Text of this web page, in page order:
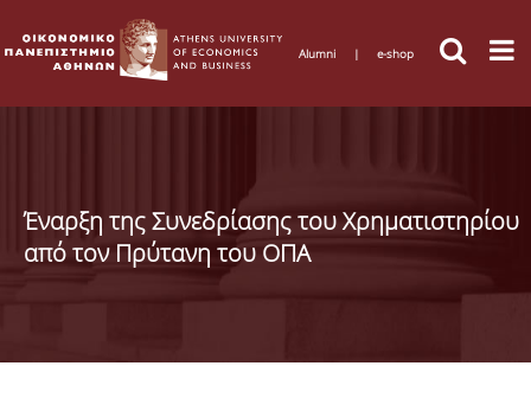
Alumni | e-shop
Έναρξη της Συνεδρίασης του Χρηματιστηρίου
από τον Πρύτανη του ΟΠΑ